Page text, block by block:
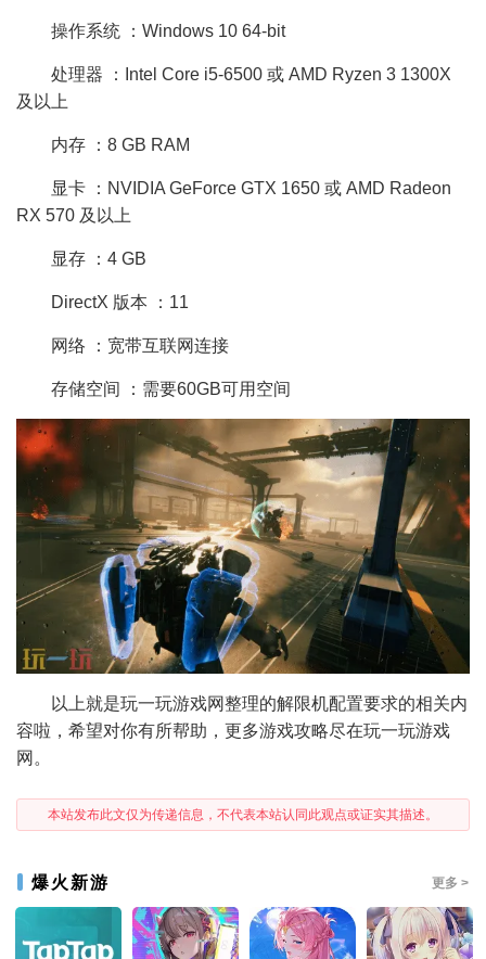
操作系统 ：Windows 10 64-bit
处理器 ：Intel Core i5-6500 或 AMD Ryzen 3 1300X
及以上
内存 ：8 GB RAM
显卡 ：NVIDIA GeForce GTX 1650 或 AMD Radeon
RX 570 及以上
显存 ：4 GB
DirectX 版本 ：11
网络 ：宽带互联网连接
存储空间 ：需要60GB可用空间
以上就是玩一玩游戏网整理的解限机配置要求的相关内
容啦，希望对你有所帮助，更多游戏攻略尽在玩一玩游戏
网。
本站发布此文仅为传递信息，不代表本站认同此观点或证实其描述。
爆火新游 更多 >